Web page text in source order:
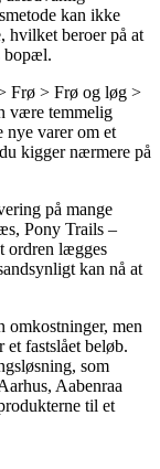
kan ikke
hvilket beroer på at
bopæl.
Frø > Frø og løg >
være temmelig
nye varer om et
kigger nærmere på
på mange
Pony Trails –
ordren lægges
kan nå at
omkostninger, men
fastslået beløb.
som
Aabenraa
til et